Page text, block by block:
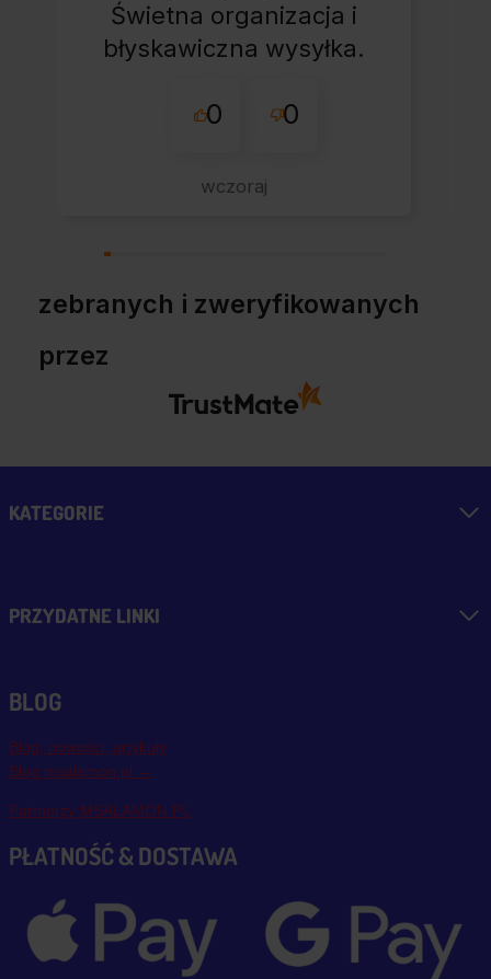
Świetna organizacja i
błyskawiczna wysyłka.
sklepu nie pierwszy
wszystko perfekt.
0 0
wczoraj
zebranych i zweryfikowanych
przez
KATEGORIE
PRZYDATNE LINKI
BLOG
Blog, nowości, artykuły
Blog msalamon.pl →
Partnerzy MSALAMON.PL
PŁATNOŚĆ & DOSTAWA